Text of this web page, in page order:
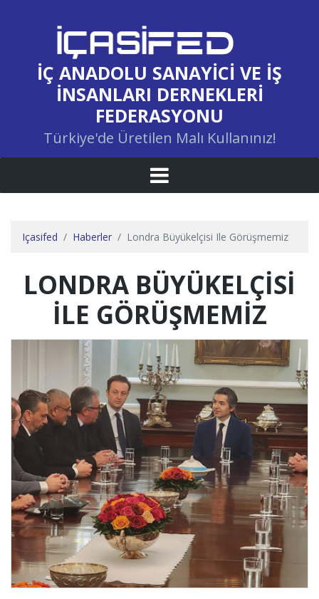
İÇ ANADOLU SANAYICI VE İŞ
İNSANLARI DERNEKLERI
FEDERASYONU
Türkiye'de Üretilen Malı Kullanınız!
Içasifed Haberler Londra Büyükelçisi Ile Görüşmemiz
LONDRA BÜYÜKELÇİSİ
İLE GÖRÜŞMEMİZ